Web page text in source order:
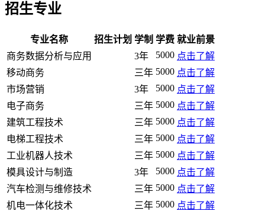
招生专业
专业名称 招生计划 学制 学费 就业前景
商务数据分析与应用
3年 5000 点击了解
移动商务
三年 5000 点击了解
市场营销
3年 5000 点击了解
电子商务
三年 5000 点击了解
建筑工程技术
三年 5000 点击了解
电梯工程技术
三年 5000 点击了解
工业机器人技术
三年 5000 点击了解
模具设计与制造
3年 5000 点击了解
汽车检测与维修技术
三年 5000 点击了解
机电一体化技术
三年 5000 点击了解